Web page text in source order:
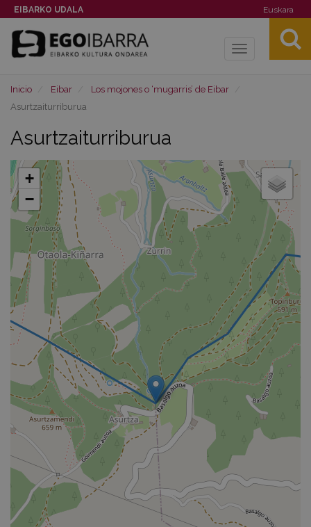
EIBARKO UDALA Euskara
Toggle
Inicio Eibar
Los mojones o ‘mugarris’ de Eibar
Asurtzaiturriburua
Asurtzaiturriburua
+
−